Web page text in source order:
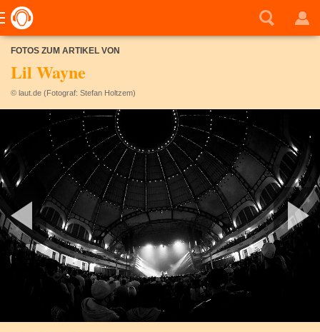
FOTOS ZUM ARTIKEL VON
Lil Wayne
© laut.de (Fotograf: Stefan Holtzem)